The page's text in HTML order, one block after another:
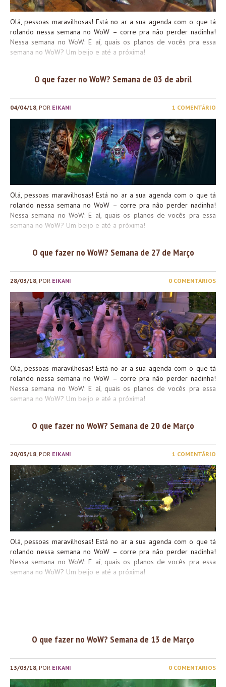
Olá, pessoas maravilhosas! Está no ar a sua agenda com o que tá
rolando nessa semana no WoW – corre pra não perder nadinha!
Nessa semana no WoW: E aí, quais os planos de vocês pra essa
semana no WoW? Um beijo e até a próxima!
O que fazer no WoW? Semana de 03 de abril
04/04/18 , POR EIKANI 1 COMENTÁRIO
Olá, pessoas maravilhosas! Está no ar a sua agenda com o que tá
rolando nessa semana no WoW – corre pra não perder nadinha!
Nessa semana no WoW: E aí, quais os planos de vocês pra essa
semana no WoW? Um beijo e até a próxima!
O que fazer no WoW? Semana de 27 de Março
28/03/18 , POR EIKANI 0 COMENTÁRIOS
Olá, pessoas maravilhosas! Está no ar a sua agenda com o que tá
rolando nessa semana no WoW – corre pra não perder nadinha!
Nessa semana no WoW: E aí, quais os planos de vocês pra essa
semana no WoW? Um beijo e até a próxima!
O que fazer no WoW? Semana de 20 de Março
20/03/18 , POR EIKANI 1 COMENTÁRIO
Olá, pessoas maravilhosas! Está no ar a sua agenda com o que tá
rolando nessa semana no WoW – corre pra não perder nadinha!
Nessa semana no WoW: E aí, quais os planos de vocês pra essa
semana no WoW? Um beijo e até a próxima!
O que fazer no WoW? Semana de 13 de Março
13/03/18 , POR EIKANI 0 COMENTÁRIOS